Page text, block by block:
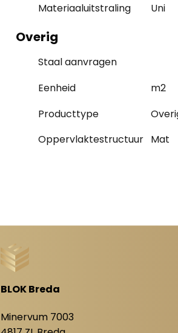
Materiaaluitstraling Uni
Overig
Staal aanvragen
Eenheid
m2
Producttype
Oppervlaktestructuur Mat
BLOK Breda
Minervum 7003